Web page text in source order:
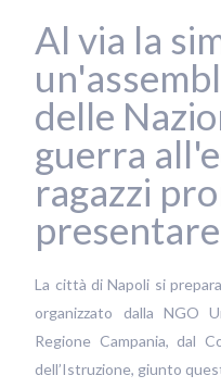
Al via la
delle
guerra
ragazzi
La città di Napoli si
organizzato dalla NGO
Regione Campania, dal
dell’Istruzione, giunto